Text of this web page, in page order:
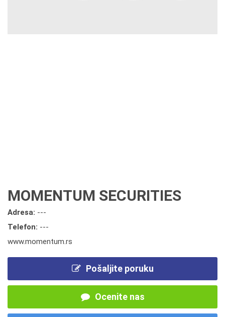
MOMENTUM SECURITIES
Adresa: ---
Telefon: ---
www.momentum.rs
Pošaljite poruku
Ocenite nas